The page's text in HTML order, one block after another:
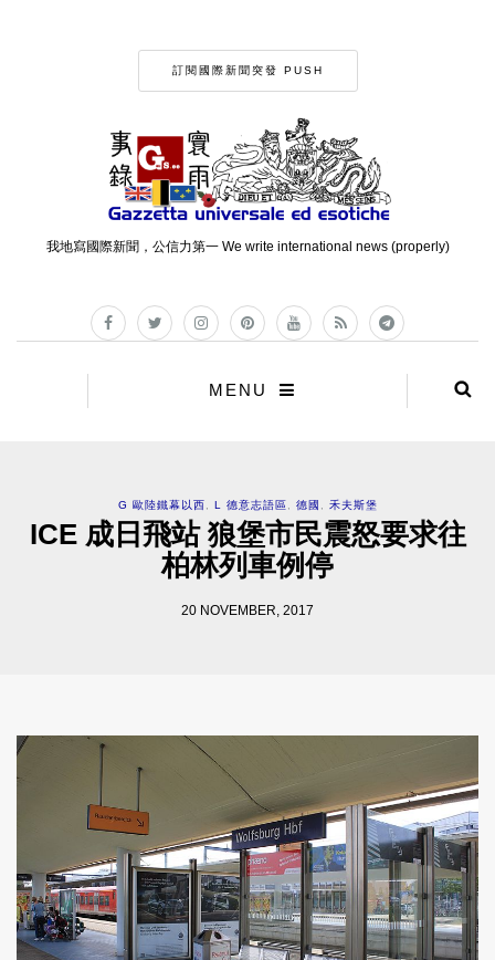
訂閱國際新聞突發 PUSH
我地寫國際新聞，公信力第一 We write international news (properly)
MENU
G 歐陸鐵幕以西 L 德意志語區 德國 禾夫斯堡
ICE 成日飛站 狼堡市民震怒要求往
柏林列車例停
20 NOVEMBER, 2017